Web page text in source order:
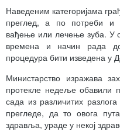
Наведеним категоријама
преглед, а по потреби и
вађење или лечење зуба. У
времена и начин рада
процедура бити изведена
Министарство изражава
протекле недеље обавили
сада из различитих
прегледе, да то овога
здравља, ураде у некој